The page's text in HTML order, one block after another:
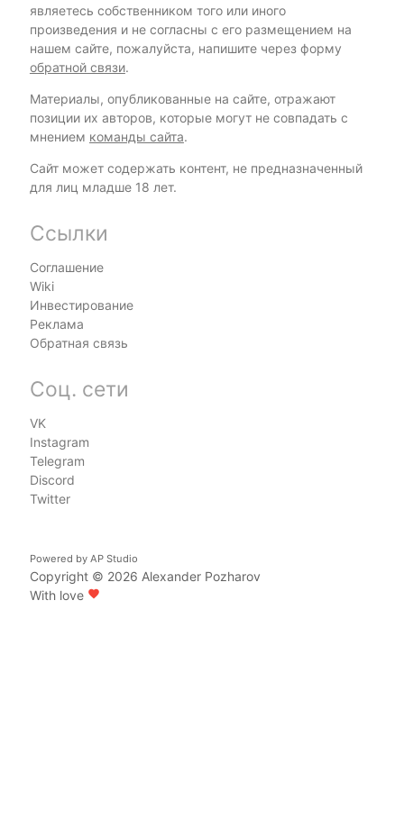
являетесь собственником того или иного
произведения и не согласны с его размещением на
нашем сайте, пожалуйста, напишите через форму
обратной связи.
Материалы, опубликованные на сайте, отражают
позиции их авторов, которые могут не совпадать с
мнением команды сайта.
Сайт может содержать контент, не предназначенный
для лиц младше 18 лет.
Ссылки
Соглашение
Wiki
Инвестирование
Реклама
Обратная связь
Соц. сети
VK
Instagram
Telegram
Discord
Twitter
Powered by AP Studio
Copyright © 2026 Alexander Pozharov
With love favorite